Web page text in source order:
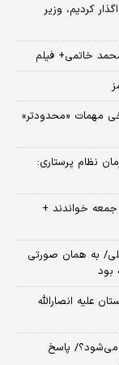
کردیم، وزیر
خاتمی+ فیلم
مهمات «محدودتر»
نظام پرستاری:
جمعه خواندند +
به همان صورتی
بود
علیه انصارالله
می‌شود؟/ پاسخ